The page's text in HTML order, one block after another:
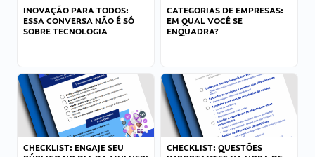
INOVAÇÃO PARA TODOS:
ESSA CONVERSA NÃO É SÓ
SOBRE TECNOLOGIA
CATEGORIAS DE EMPRESAS:
EM QUAL VOCÊ SE
ENQUADRA?
CHECKLIST: ENGAJE SEU
CHECKLIST: QUESTÕES